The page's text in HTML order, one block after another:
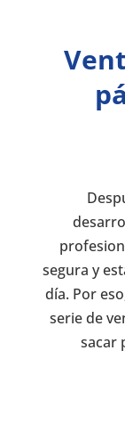
segura y
día. Por
serie de
sacar